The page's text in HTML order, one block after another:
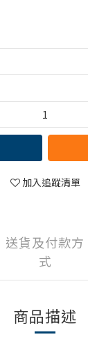
加入追蹤清單
送貨及付款方
式
商品描述